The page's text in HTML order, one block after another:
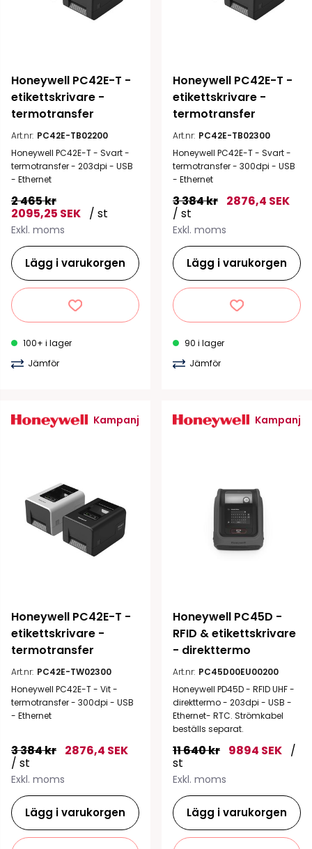
Honeywell PC42E-T -
etikettskrivare -
termotransfer
Art.nr: PC42E-TB02200
Honeywell PC42E-T - Svart -
termotransfer - 203dpi - USB
- Ethernet
2 465 kr
2095,25 SEK / st
Exkl. moms
Lägg i varukorgen
100+ i lager
Jämför
Honeywell PC42E-T -
etikettskrivare -
termotransfer
Art.nr: PC42E-TB02300
Honeywell PC42E-T - Svart -
termotransfer - 300dpi - USB
- Ethernet
3 384 kr 2876,4 SEK
/ st
Exkl. moms
Lägg i varukorgen
90 i lager
Jämför
Kampanj
Honeywell PC42E-T -
etikettskrivare -
termotransfer
Art.nr: PC42E-TW02300
Honeywell PC42E-T - Vit -
termotransfer - 300dpi - USB
- Ethernet
3 384 kr 2876,4 SEK
/ st
Exkl. moms
Lägg i varukorgen
Kampanj
Honeywell PC45D -
RFID & etikettskrivare
- direkttermo
Art.nr: PC45D00EU00200
Honeywell PD45D - RFID UHF -
direkttermo - 203dpi - USB -
Ethernet- RTC. Strömkabel
beställs separat.
11 640 kr 9894 SEK /
st
Exkl. moms
Lägg i varukorgen